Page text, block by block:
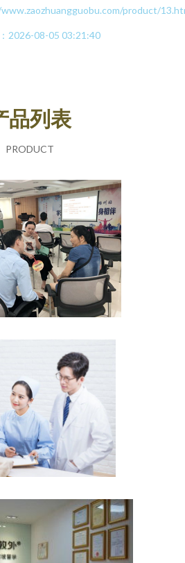
product/
2026-08-05 03:21:40
品列表
PRODUCT